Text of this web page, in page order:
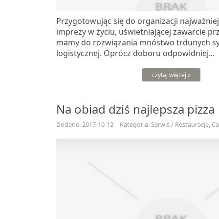
Przygotowując się do organizacji
imprezy w życiu, uświetniającej zawarcie
mamy do rozwiązania mnóstwo trdunych
logistycznej. Oprócz doboru odpowidniej...
czytaj więcej »
Na obiad dziś najlepsza pizza
Dodane: 2017-10-12 Kategoria: Serwis / Restauracje,